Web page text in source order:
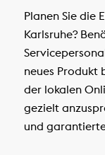
Planen Sie die
Karlsruhe?
neues Produkt
der lokalen
gezielt
und